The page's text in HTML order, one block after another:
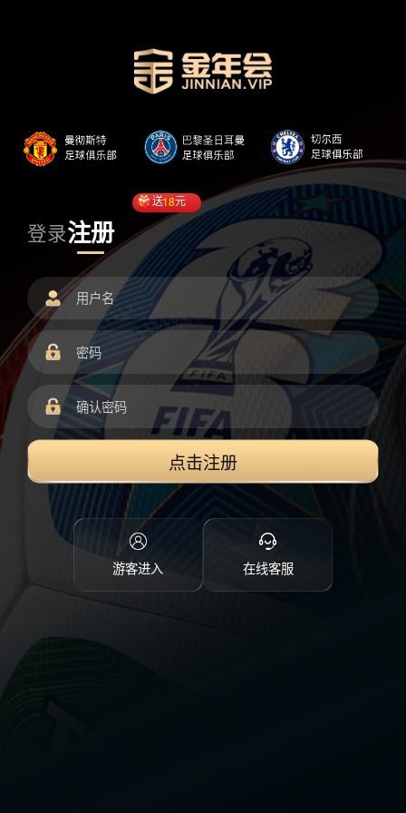
登录注册
送18元
点击注册
游客进入 在线客服